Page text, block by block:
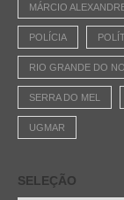
MÁRCIO
POLÍCIA
RIO GRANDE DO
SERRA DO MEL
UGMAR
SELEÇÃO